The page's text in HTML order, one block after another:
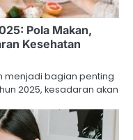
Pola Makan,
Kesehatan
menjadi bagian penting
2025, kesadaran akan